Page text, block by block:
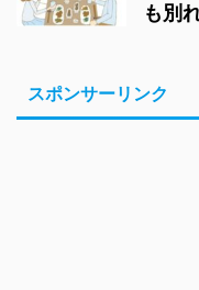
も別
スポンサーリンク